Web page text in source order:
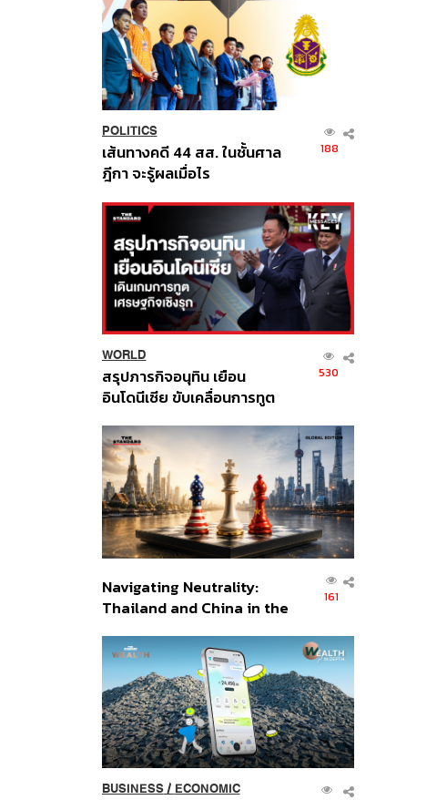
POLITICS
เส้นทางคดี 44 สส. ในชั้นศาล
ฎีกา จะรู้ผลเมื่อไร
188
WORLD
สรุปภารกิจอนุทิน เยือน
อินโดนีเซีย ขับเคลื่อนการทูต
ส่วนยุทธศาสตร์ไทย –
อินโดนีเซีย
530
Navigating Neutrality:
Thailand and China in the
Order
161
BUSINESS/ ECONOMIC